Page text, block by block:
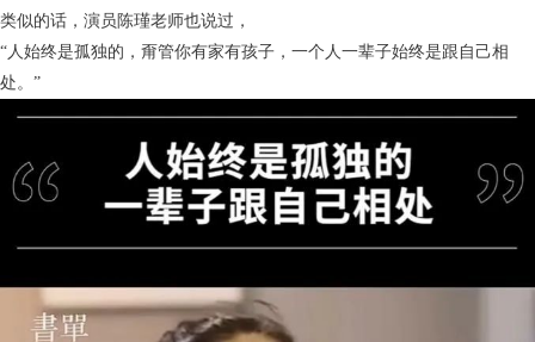
类似的话，演员陈瑾老师也说过，
“人始终是孤独的，甭管你有家有孩子，一个人一辈子始终是跟自己相
处。”